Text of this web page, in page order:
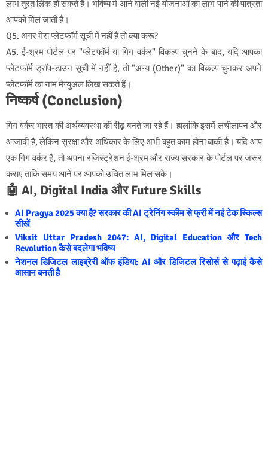
लाभ तुरंत लिंक हो सकते हैं। भविष्य में आने वाली नई योजनाओं का लाभ पाने की पात्रता
आपको मिल जाती है।
Q5. अगर मेरा प्लेटफॉर्म सूची में नहीं है तो क्या करूं?
A5. ई-श्रम पोर्टल पर "प्लेटफॉर्म या गिग वर्कर" विकल्प चुनने के बाद, यदि आपका
प्लेटफॉर्म ड्रॉप-डाउन सूची में नहीं है, तो "अन्य (Other)" का विकल्प चुनकर अपने
प्लेटफॉर्म का नाम मैन्युअल लिख सकते हैं।
निष्कर्ष (Conclusion)
गिग वर्कर भारत की अर्थव्यवस्था की रीढ़ बनते जा रहे हैं। हालांकि इसमें लचीलापन और
आजादी है, लेकिन सुरक्षा और अधिकार के लिए अभी बहुत काम होना बाकी है। यदि आप
एक गिग वर्कर हैं, तो अपना रजिस्ट्रेशन ई-श्रम और राज्य सरकार के पोर्टल पर जरूर
कराएं ताकि समय आने पर आपको उचित लाभ मिल सके।
🤖 AI, Digital India और Future Skills
AI Pragya 2025 क्या है? सरकार की AI ट्रेनिंग स्कीम से फ्री में नई टेक स्किल्स
सीखें
Viksit Uttar Pradesh 2047: AI, Digital Education और Tech
Revolution कैसे बदलेगा भविष्य
नेशनल डिजिटल लाइब्रेरी ऑफ इंडिया: AI और डिजिटल रिसोर्स से पढ़ाई कैसे
आसान बनती है